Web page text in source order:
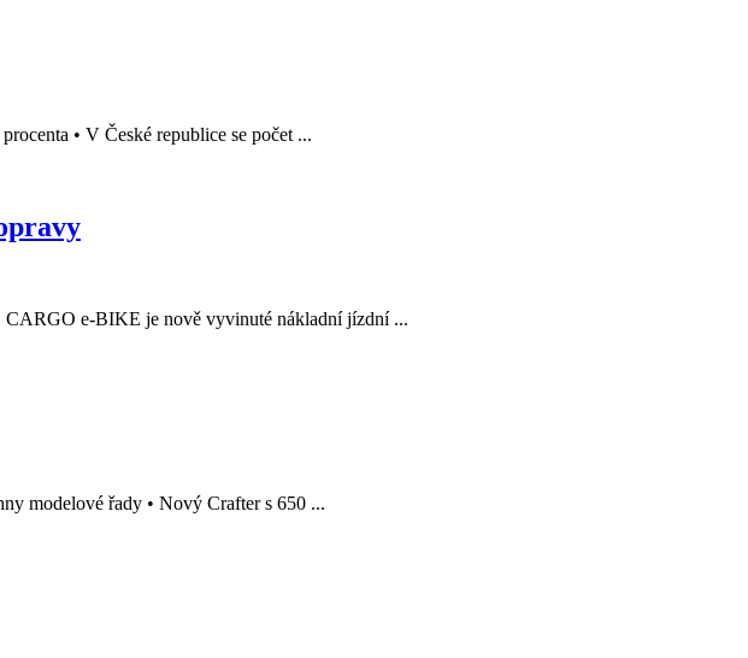
• V České republice se počet ...
CARGO e-BIKE je nově vyvinuté nákladní jízdní ...
modelové řady • Nový Crafter s 650 ...